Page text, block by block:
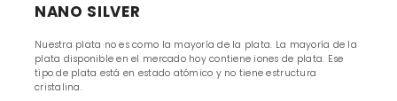
NANO SILVER
Nuestra plata no es como la mayoría de la plata. La mayoría de la
plata disponible en el mercado hoy contiene iones de plata. Ese
tipo de plata está en estado atómico y no tiene estructura
cristalina.